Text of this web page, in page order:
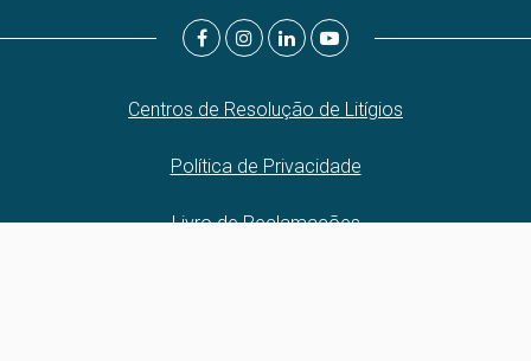
Centros de Resolução de Litígios
Política de Privacidade
Livro de Reclamações